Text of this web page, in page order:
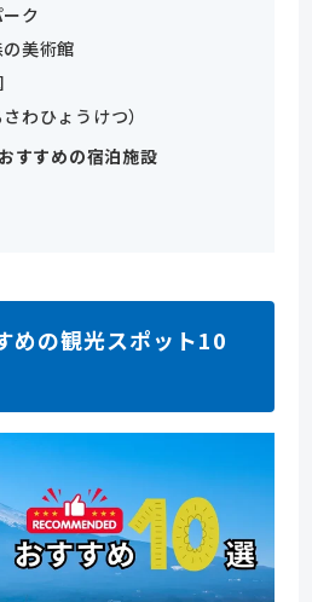
ク
美術館
わひょうけつ）
すすめの宿泊施設
めの観光スポット10